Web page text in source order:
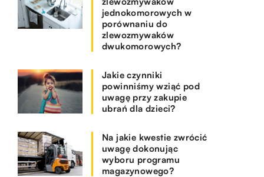
jednokomorowych w
porównaniu do
zlewozmywaków
dwukomorowych?
Jakie czynniki
powinniśmy wziąć pod
uwagę przy zakupie
ubrań dla dzieci?
Na jakie kwestie zwrócić
uwagę dokonując
wyboru programu
magazynowego?